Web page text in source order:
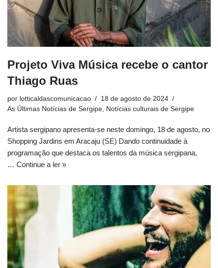
Projeto Viva Música recebe o cantor
Thiago Ruas
por lotticaldascomunicacao
18 de agosto de 2024
As Últimas Notícias de Sergipe
Notícias culturais de Sergipe
Artista sergipano apresenta-se neste domingo, 18 de agosto, no
Shopping Jardins em Aracaju (SE) Dando continuidade à
programação que destaca os talentos da música sergipana,
… Continue a ler »